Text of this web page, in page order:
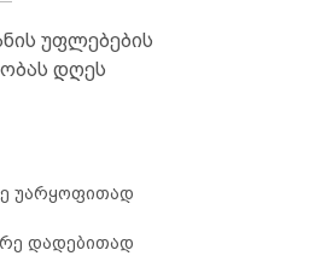
უფლებების
დღეს
უარყოფითად
დადებითად